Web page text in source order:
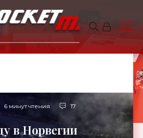
6 минут чтения 17
в Норвегии